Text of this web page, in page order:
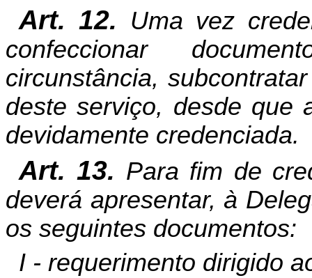
Art. 12. Uma vez
confeccionar
circunstância,
deste serviço, desde que
devidamente credenciada.
Art. 13. Para fim de
deverá apresentar, à
os seguintes documentos:
I - requerimento dirigido